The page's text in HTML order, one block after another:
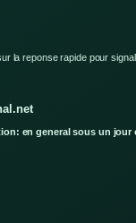
la reponse rapide pour
en general sous un jour